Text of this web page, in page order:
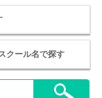
クール名で探す